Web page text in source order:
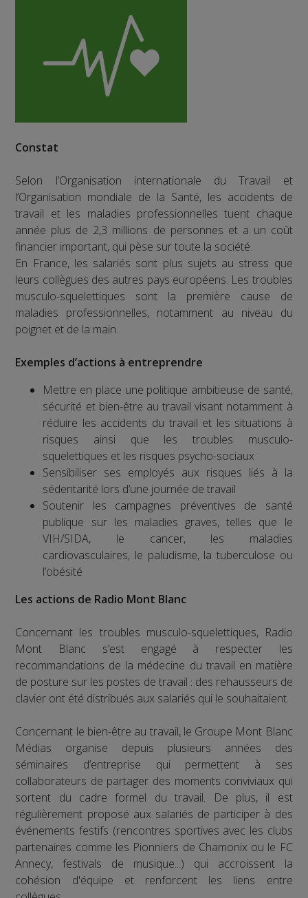
Constat
Selon l’Organisation internationale du Travail et
l’Organisation mondiale de la Santé, les accidents de
travail et les maladies professionnelles tuent chaque
année plus de 2,3 millions de personnes et a un coût
financier important, qui pèse sur toute la société.
En France, les salariés sont plus sujets au stress que
leurs collègues des autres pays européens. Les troubles
musculo-squelettiques sont la première cause de
maladies professionnelles, notamment au niveau du
poignet et de la main.
Exemples d’actions à entreprendre
Mettre en place une politique ambitieuse de santé,
sécurité et bien-être au travail visant notamment à
réduire les accidents du travail et les situations à
risques ainsi que les troubles musculo-
squelettiques et les risques psycho-sociaux
Sensibiliser ses employés aux risques liés à la
sédentarité lors d’une journée de travail
Soutenir les campagnes préventives de santé
publique sur les maladies graves, telles que le
VIH/SIDA, le cancer, les maladies
cardiovasculaires, le paludisme, la tuberculose ou
l’obésité
Les actions de Radio Mont Blanc
Concernant les troubles musculo-squelettiques, Radio
Mont Blanc s’est engagé à respecter les
recommandations de la médecine du travail en matière
de posture sur les postes de travail : des rehausseurs de
clavier ont été distribués aux salariés qui le souhaitaient.
Concernant le bien-être au travail, le Groupe Mont Blanc
Médias organise depuis plusieurs années des
séminaires d’entreprise qui permettent à ses
collaborateurs de partager des moments conviviaux qui
sortent du cadre formel du travail. De plus, il est
régulièrement proposé aux salariés de participer à des
événements festifs (rencontres sportives avec les clubs
partenaires comme les Pionniers de Chamonix ou le FC
Annecy, festivals de musique...) qui accroissent la
cohésion d'équipe et renforcent les liens entre